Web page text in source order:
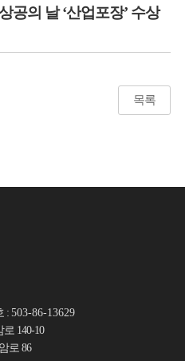
공의 날 ‘산업포장’ 수상
목록
:503-86-13629
140-10
로 86